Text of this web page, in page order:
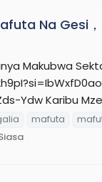
Na Gesi，
Makubwa
Ydw Karibu
mafuta